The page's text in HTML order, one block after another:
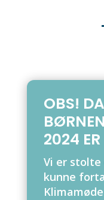
OBS!
2024
Vi er
kunne